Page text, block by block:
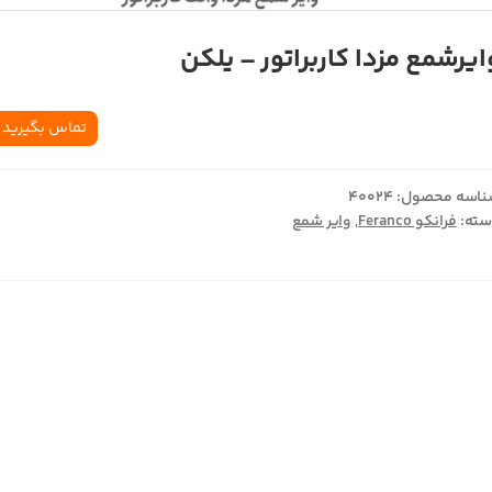
مزدا کاربراتور – یلکن
تماس بگیرید
محصول: 40024
فرانکو Feranco ,وایر شمع